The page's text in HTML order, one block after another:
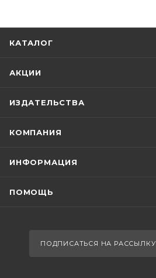
КАТАЛОГ
АКЦИИ
ИЗДАТЕЛЬСТВА
КОМПАНИЯ
ИНФОРМАЦИЯ
ПОМОЩЬ
ПОДПИСАТЬСЯ НА РАССЫЛКУ